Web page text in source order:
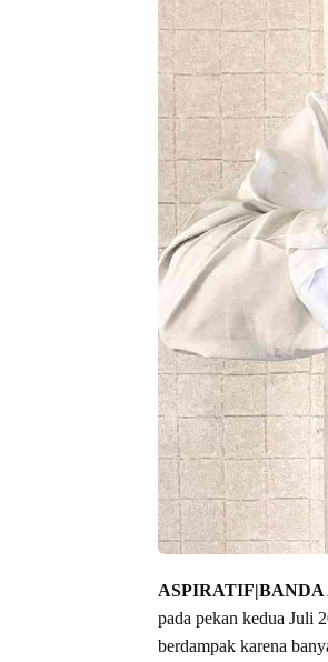
ASPIRATIF|BANDA
pada pekan kedua Juli
berdampak karena